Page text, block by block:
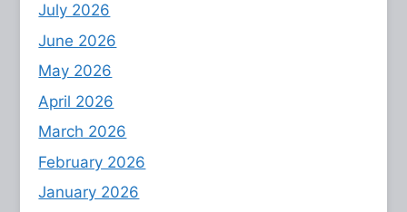
July 2026
June 2026
May 2026
April 2026
March 2026
February 2026
January 2026